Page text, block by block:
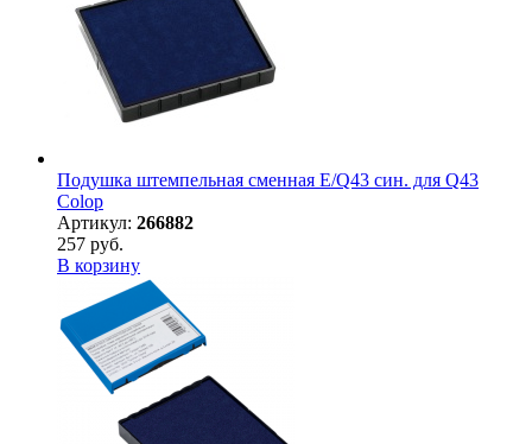
Подушка штемпельная сменная E/Q43 син. для Q43
Colop
Артикул: 266882
257 руб.
В корзину